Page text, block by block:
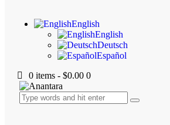
English
English
Deutsch
Español
0 items -$0.00 0